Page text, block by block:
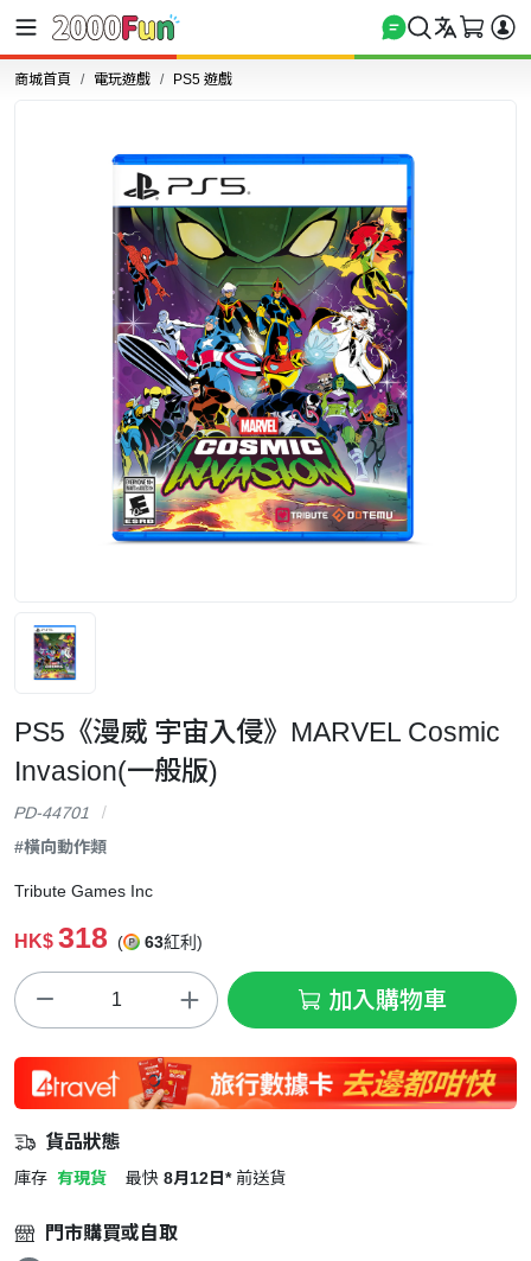
商城首頁 電玩遊戲 PS5 遊戲
PS5《漫威 宇宙入侵》MARVEL Cosmic
Invasion(一般版)
PD-44701
#橫向動作類
Tribute Games Inc
HK$ 318 ( 63紅利)
加入購物車
貨品狀態
庫存 有現貨 最快 8月12日* 前送貨
門市購買或自取